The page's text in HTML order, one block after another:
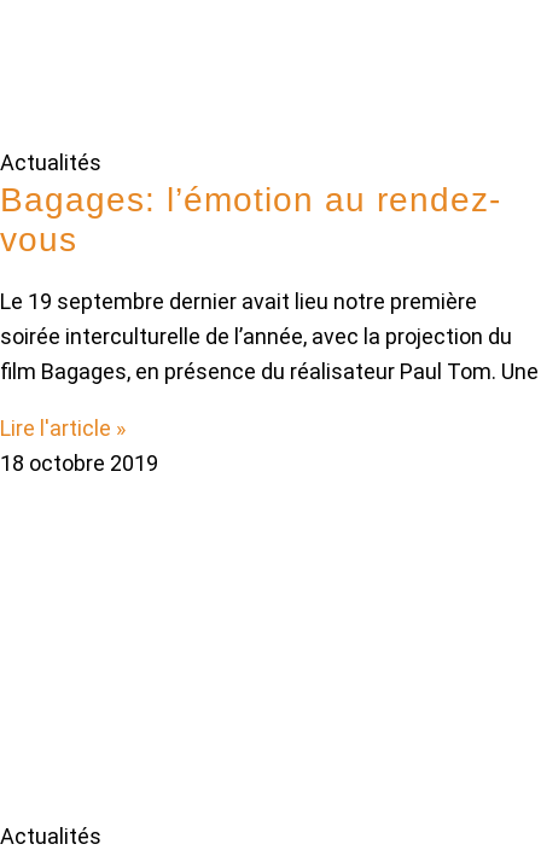
Actualités
Bagages: l’émotion au rendez-
vous
Le 19 septembre dernier avait lieu notre première
soirée interculturelle de l’année, avec la projection du
film Bagages, en présence du réalisateur Paul Tom. Une
Lire l'article »
18 octobre 2019
Actualités